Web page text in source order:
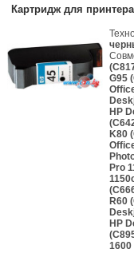
Картридж для
G95
HP
K80
Pro
R60
HP
1600